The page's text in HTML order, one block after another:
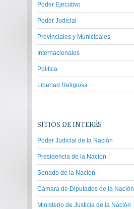
Poder Ejecutivo
Poder Judicial
Provinciales y Municipales
Internacionales
Politica
Libertad Religiosa
SITIOS DE INTERÉS
Poder Judicial de la Nación
Presidencia de la Nación
Senado de la Nación
Cámara de Diputados de la Nación
Ministerio de Justicia de la Nación